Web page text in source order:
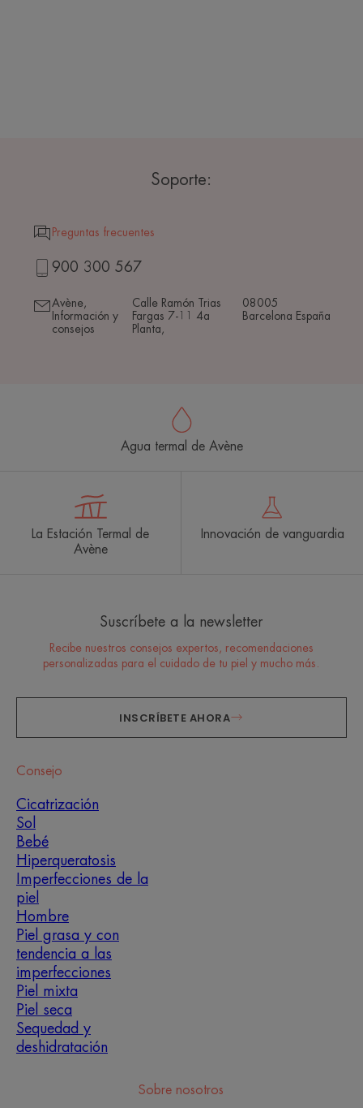
Soporte:
Preguntas frecuentes
900 300 567
Avène,
Información y
consejos
Calle Ramón Trias
Fargas 7-11 4a
Planta,
08005
Barcelona España
Agua termal de Avène
La Estación Termal de
Avène
Innovación de vanguardia
Suscríbete a la newsletter
Recibe nuestros consejos expertos, recomendaciones
personalizadas para el cuidado de tu piel y mucho más.
INSCRÍBETE AHORA
Consejo
Cicatrización
Sol
Bebé
Hiperqueratosis
Imperfecciones de la
piel
Hombre
Piel grasa y con
tendencia a las
imperfecciones
Piel mixta
Piel seca
Sequedad y
deshidratación
Sobre nosotros